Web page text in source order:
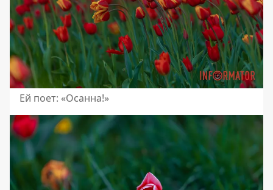
Ей поет: «Осанна!»